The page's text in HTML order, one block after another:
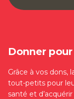
Donner
Grâce à vos dons,
tout-petits pour
santé et